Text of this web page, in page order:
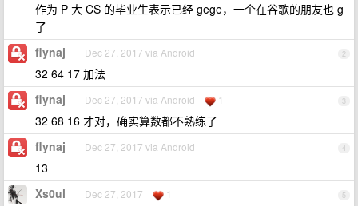
作为 P 大 CS 的毕业生表示已经 gege，一个在谷歌的朋友也 g
了
2
flynaj Dec 27, 2017 via Android
32 64 17 加法
3
flynaj Dec 27, 2017 via Android 1
32 68 16 才对，确实算数都不熟练了
4
flynaj Dec 27, 2017 via Android
13
5
Xs0ul Dec 27, 2017 1